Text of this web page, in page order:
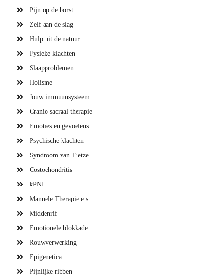
Pijn op de borst
Zelf aan de slag
Hulp uit de natuur
Fysieke klachten
Slaapproblemen
Holisme
Jouw immuunsysteem
Cranio sacraal therapie
Emoties en gevoelens
Psychische klachten
Syndroom van Tietze
Costochondritis
kPNI
Manuele Therapie e.s.
Middenrif
Emotionele blokkade
Rouwverwerking
Epigenetica
Pijnlijke ribben